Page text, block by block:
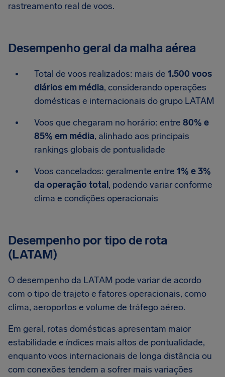
rastreamento real de voos.
Desempenho geral da malha aérea
Total de voos realizados: mais de 1.500 voos
diários em média, considerando operações
domésticas e internacionais do grupo LATAM
Voos que chegaram no horário: entre 80% e
85% em média, alinhado aos principais
rankings globais de pontualidade
Voos cancelados: geralmente entre 1% e 3%
da operação total, podendo variar conforme
clima e condições operacionais
Desempenho por tipo de rota
(LATAM)
O desempenho da LATAM pode variar de acordo
com o tipo de trajeto e fatores operacionais, como
clima, aeroportos e volume de tráfego aéreo.
Em geral, rotas domésticas apresentam maior
estabilidade e índices mais altos de pontualidade,
enquanto voos internacionais de longa distância ou
com conexões tendem a sofrer mais variações